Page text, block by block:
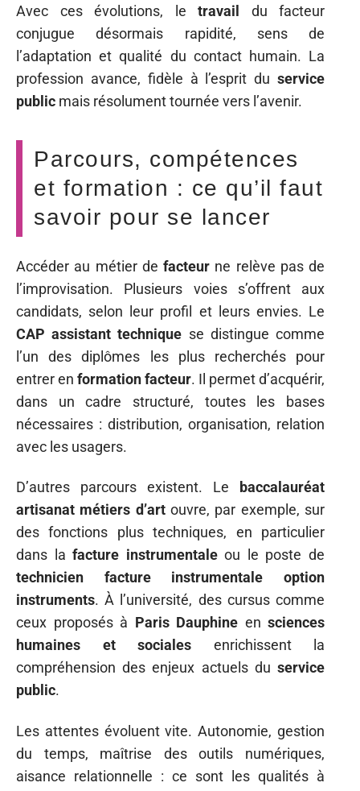
Avec ces évolutions, le travail
du facteur
conjugue désormais rapidité, sens de
l’adaptation et qualité du contact humain. La
profession avance, fidèle à l’esprit du service
public mais résolument tournée vers l’avenir.
Parcours, compétences
et formation : ce qu’il faut
savoir pour se lancer
Accéder au métier de facteur ne relève pas de
l’improvisation. Plusieurs voies s’offrent aux
candidats, selon leur profil et leurs envies. Le
CAP assistant technique se distingue comme
l’un des diplômes les plus recherchés pour
entrer en formation facteur. Il permet d’acquérir,
dans un cadre structuré, toutes les bases
nécessaires : distribution, organisation, relation
avec les usagers.
D’autres parcours existent. Le
baccalauréat
artisanat métiers d’artouvre, par exemple, sur
des fonctions plus techniques, en particulier
dans lafacture instrumentaleou le poste de
technicien facture instrumentale option
instruments. À l’université, des cursus comme
ceux proposés à Paris Dauphine en sciences
humaines et sociales enrichissent la
compréhension des enjeux actuels du service
public.
Les attentes évoluent vite. Autonomie, gestion
du temps, maîtrise des outils numériques,
aisance relationnelle : ce sont les qualités à